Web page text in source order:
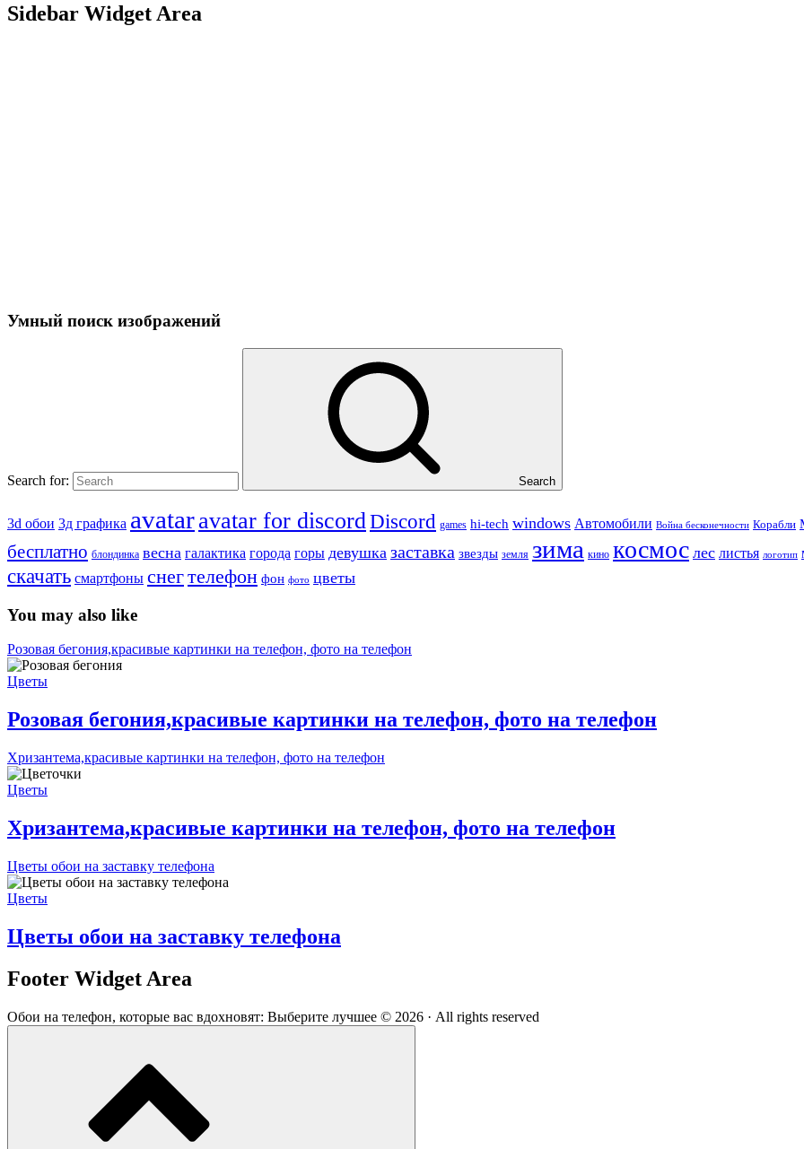
Sidebar Widget Area
Умный поиск изображений
Search for: Search
3d обои 3д графика avataravatar for discordDiscord games hi-tech windows Автомобили Война бесконечности Корабли
бесплатно блондинка весна галактика города горы девушка заставка звезды земля зима кино космос лес листья логотип
скачать смартфоны снегтелефон фон фото цветы
You may also like
Розовая бегония,красивые картинки на телефон, фото на телефон
Цветы
Розовая бегония,красивые картинки на телефон, фото на телефон
Хризантема,красивые картинки на телефон, фото на телефон
Цветы
Хризантема,красивые картинки на телефон, фото на телефон
Цветы обои на заставку телефона
Цветы
Цветы обои на заставку телефона
Footer Widget Area
Обои на телефон, которые вас вдохновят: Выберите лучшее © 2026 · All rights reserved